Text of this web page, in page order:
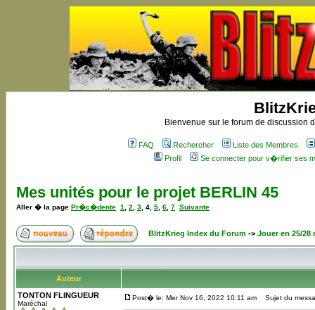
Bienvenue sur le forum de discussion
FAQ Rechercher
Liste des Membres
Profil
Se connecter pour v�rifier ses
Mes unités pour le projet BERLIN 45
Aller � la page Pr�c�dente 1 2 3 4 5 6 7 Suivante
BlitzKrieg Index du Forum -> Jouer en 25/28
Auteur
TONTON FLINGUEUR
Maréchal
Post� le: Mer Nov 16, 2022 10:11 am Sujet du